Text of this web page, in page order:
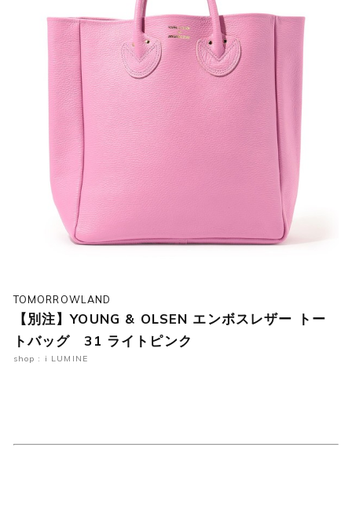
TOMORROWLAND
【別注】YOUNG & OLSEN エンボスレザー トー
トバッグ 31 ライトピンク
shop : i LUMINE